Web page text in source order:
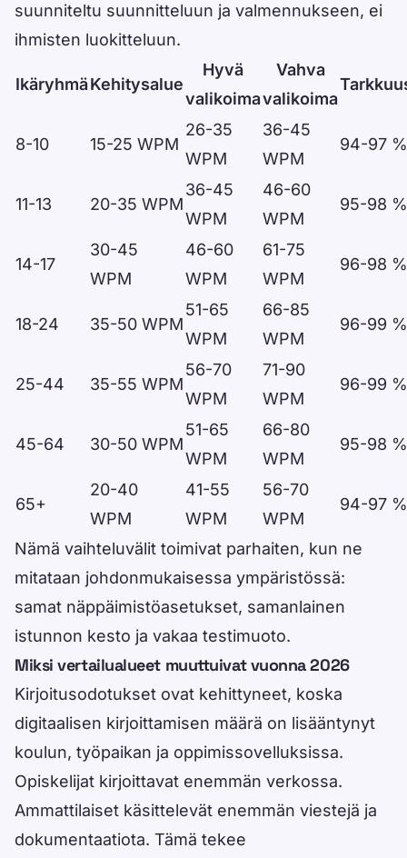
suunniteltu suunnitteluun ja valmennukseen, ei
ihmisten luokitteluun.
IkäryhmäKehitysalue
Hyvä
valikoima
Vahva
valikoima
8-10 15-25 WPM
26-35
WPM
36-45
WPM
94-97 %
11-13 20-35 WPM
36-45
WPM
46-60
WPM
95-98 %
14-17
30-45
WPM
46-60
WPM
61-75
WPM
96-98 %
18-24 35-50 WPM
51-65
WPM
66-85
WPM
96-99 %
25-44 35-55 WPM
56-70
WPM
71-90
WPM
96-99 %
45-64 30-50 WPM
51-65
WPM
66-80
WPM
95-98 %
65+
20-40
WPM
41-55
WPM
56-70
WPM
94-97 %
Nämä vaihteluvälit toimivat parhaiten, kun ne
mitataan johdonmukaisessa ympäristössä:
samat näppäimistöasetukset, samanlainen
istunnon kesto ja vakaa testimuoto.
Miksi vertailualueet muuttuivat vuonna 2026
Kirjoitusodotukset ovat kehittyneet, koska
digitaalisen kirjoittamisen määrä on lisääntynyt
koulun, työpaikan ja oppimissovelluksissa.
Opiskelijat kirjoittavat enemmän verkossa.
Ammattilaiset käsittelevät enemmän viestejä ja
dokumentaatiota. Tämä tekee